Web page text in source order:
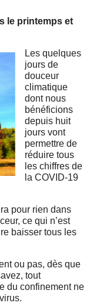
le printemps et
Les quelques
jours de
douceur
climatique
dont nous
bénéficions
depuis huit
jours vont
permettre de
réduire tous
les chiffres de
la COVID-19
pour rien dans
ce qui n’est
baisser tous les
ou pas, dès que
tout
du confinement ne